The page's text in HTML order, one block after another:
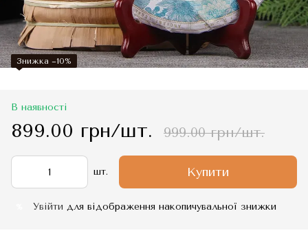
Знижка −10%
В наявності
899.00 грн/шт. 999.00 грн/шт.
шт. Купити
Увійти для відображення накопичувальної знижки